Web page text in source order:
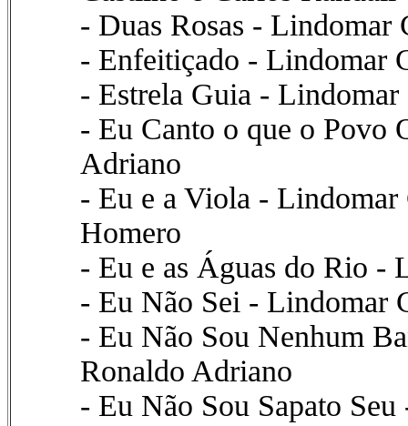
- Duas Rosas -
- Enfeitiçado - Lindomar
- Estrela Guia - Lindomar
- Eu Canto o que o Povo
Adriano
- Eu e a Viola -
Homero
- Eu e as Águas do Rio -
- Eu Não Sei - Lindomar
- Eu Não Sou Nenhum
Ronaldo Adriano
- Eu Não Sou Sapato